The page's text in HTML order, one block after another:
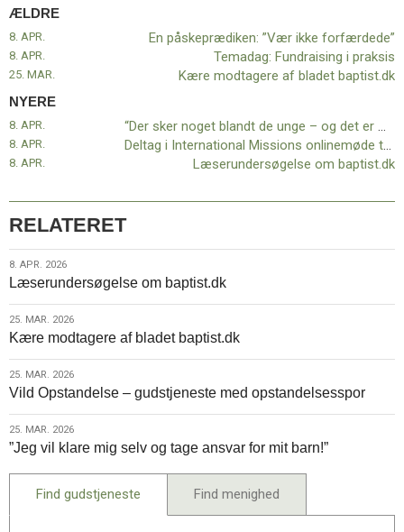
14.0:
Mission
Om
BaptistKirken
Kontakt
Næste
“Der
sker
noget
unge
og
det
er
Awake
med
til!”Forrige
indlæg:
En
påskeprædiken:
”Vær
ikke
forfærdede”
ÆLDRE
8. APR. En påskeprædiken: ”Vær ikke forfærdede”
8. APR. Temadag: Fundraising i praksis
25. MAR. Kære modtagere af bladet baptist.dk
NYERE
“Der sker noget blandt de unge – og det er Awake med til!”
8. APR.
Deltag i International Missions onlinemøde torsdag 9. april kl. 16-17
8. APR.
Læserundersøgelse om baptist.dk
8. APR.
RELATERET
8.
apr.
2026
8. APR. 2026
Læserundersøgelse om baptist.dk
25.
mar.
2026
25. MAR. 2026
Kære modtagere af bladet baptist.dk
25.
mar.
2026
25. MAR. 2026
Vild Opstandelse – gudstjeneste med opstandelsesspor
25.
mar.
2026
25. MAR. 2026
”Jeg vil klare mig selv og tage ansvar for mit barn!”
Find gudstjeneste Find menighed